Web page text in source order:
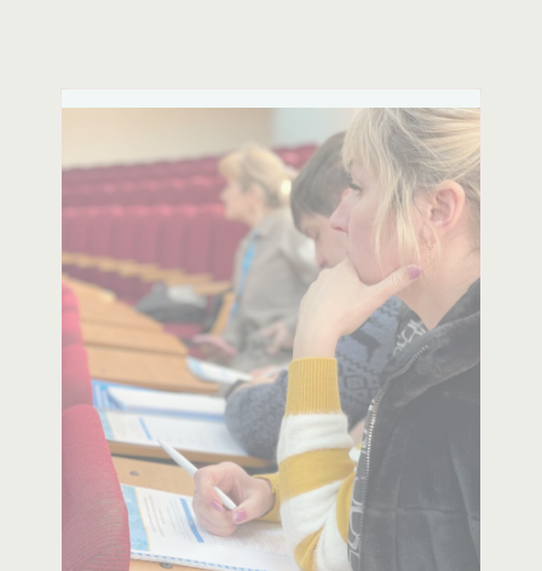
вагітних та породіль.
Консультації психологів для
вагітних та породіль.
Щеплення дітей.